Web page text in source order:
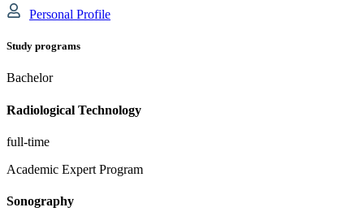
Personal Profile
Study programs
Bachelor
Radiological Technology
full-time
Academic Expert Program
Sonography